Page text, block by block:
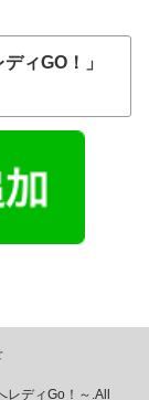
ィGO！」
レディGo！～ .All